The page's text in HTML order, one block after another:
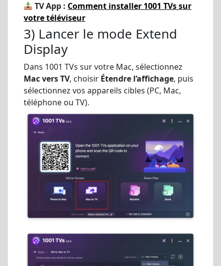
TV App : Comment installer 1001 TVs sur
votre téléviseur
3) Lancer le mode Extend
Display
Dans 1001 TVs sur votre Mac, sélectionnez
Mac vers TV, choisir Étendre l’affichage, puis
sélectionnez vos appareils cibles (PC, Mac,
téléphone ou TV).